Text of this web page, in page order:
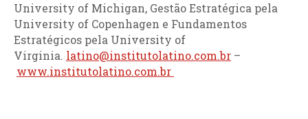
University of Michigan, Gestão Estratégica pela
University of Copenhagen e Fundamentos
Estratégicos pela University of
Virginia. latino@institutolatino.com.br –
www.institutolatino.com.br